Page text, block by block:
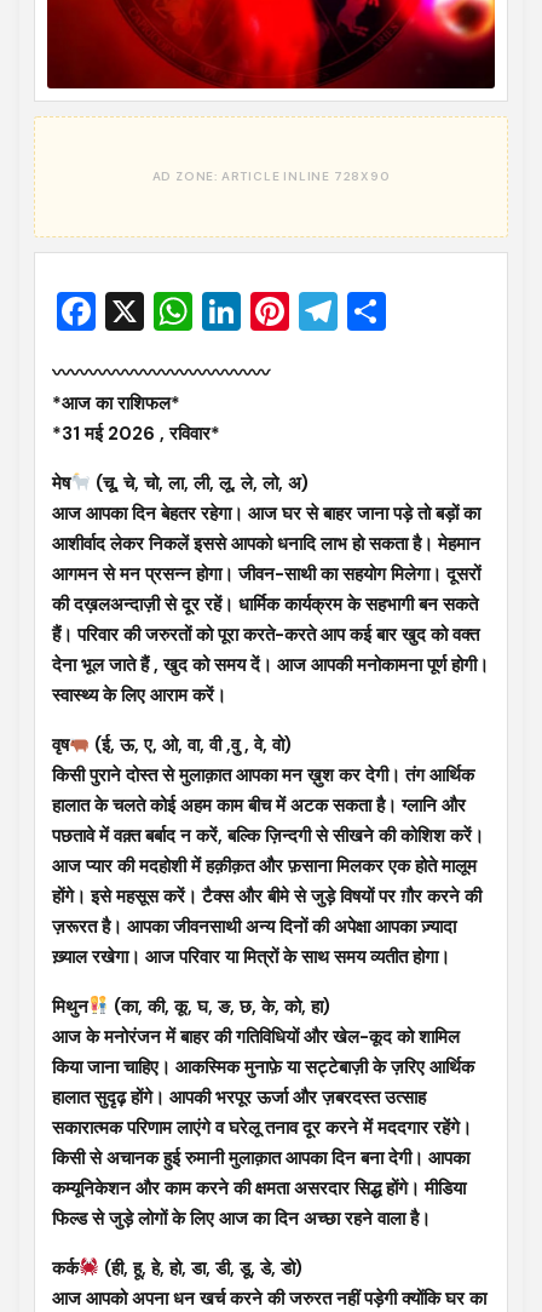
Facebook
X WhatsApp
LinkedIn
Pinterest
Telegram
〰〰〰〰〰〰〰〰〰〰〰〰
*आज का राशिफल*
*31 मई 2026 , रविवार*
मेष
(चू, चे, चो, ला, ली, लू, ले, लो, अ)
आज आपका दिन बेहतर रहेगा। आज घर से बाहर जाना पड़े तो बड़ों का
आशीर्वाद लेकर निकलें इससे आपको धनादि लाभ हो सकता है। मेहमान
आगमन से मन प्रसन्न होगा। जीवन-साथी का सहयोग मिलेगा। दूसरों
की दख़लअन्दाज़ी से दूर रहें। धार्मिक कार्यक्रम के सहभागी बन सकते
हैं। परिवार की जरुरतों को पूरा करते-करते आप कई बार खुद को वक्त
देना भूल जाते हैं , खुद को समय दें। आज आपकी मनोकामना पूर्ण होगी।
स्वास्थ्य के लिए आराम करें।
वृष
(ई, ऊ, ए, ओ, वा, वी ,वु , वे, वो)
किसी पुराने दोस्त से मुलाक़ात आपका मन ख़ुश कर देगी। तंग आर्थिक
हालात के चलते कोई अहम काम बीच में अटक सकता है। ग्लानि और
पछतावे में वक़्त बर्बाद न करें, बल्कि ज़िन्दगी से सीखने की कोशिश करें।
आज प्यार की मदहोशी में हक़ीक़त और फ़साना मिलकर एक होते मालूम
होंगे। इसे महसूस करें। टैक्स और बीमे से जुड़े विषयों पर ग़ौर करने की
ज़रूरत है। आपका जीवनसाथी अन्य दिनों की अपेक्षा आपका ज़्यादा
ख़्याल रखेगा। आज परिवार या मित्रों के साथ समय व्यतीत होगा।
मिथुन
(का, की, कू, घ, ङ, छ, के, को, हा)
आज के मनोरंजन में बाहर की गतिविधियों और खेल-कूद को शामिल
किया जाना चाहिए। आकस्मिक मुनाफ़े या सट्टेबाज़ी के ज़रिए आर्थिक
हालात सुदृढ़ होंगे। आपकी भरपूर ऊर्जा और ज़बरदस्त उत्साह
सकारात्मक परिणाम लाएंगे व घरेलू तनाव दूर करने में मददगार रहेंगे।
किसी से अचानक हुई रुमानी मुलाक़ात आपका दिन बना देगी। आपका
कम्यूनिकेशन और काम करने की क्षमता असरदार सिद्ध होंगे। मीडिया
फिल्ड से जुड़े लोगों के लिए आज का दिन अच्छा रहने वाला है।
कर्क
(ही, हू, हे, हो, डा, डी, डू, डे, डो)
आज आपको अपना धन खर्च करने की जरुरत नहीं पड़ेगी क्योंकि घर का